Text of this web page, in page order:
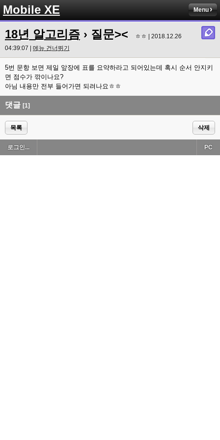
Mobile XE Menu
18년 알고리즘 › 질문><
ㅎㅎ | 2018.12.26
04:39:07 | 메뉴 건너뛰기
5번 문항 보면 제일 앞장에 표를 요약하라고 되어있는데 혹시 순서 안지키
면 점수가 깎이나요?
아님 내용만 전부 들어가면 되려나요ㅎㅎ
댓글 [1]
목록 삭제
로그인... PC